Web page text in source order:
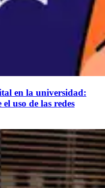
en la universidad:
uso de las redes